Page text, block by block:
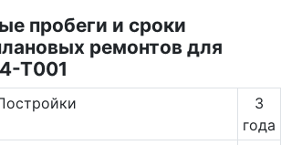
пробеги и сроки
ремонтов для
Т001
3
года